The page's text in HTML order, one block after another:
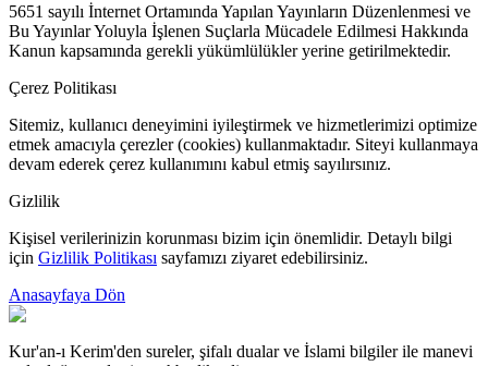
5651 sayılı İnternet Ortamında Yapılan Yayınların Düzenlenmesi ve
Bu Yayınlar Yoluyla İşlenen Suçlarla Mücadele Edilmesi Hakkında
Kanun kapsamında gerekli yükümlülükler yerine getirilmektedir.
Çerez Politikası
Sitemiz, kullanıcı deneyimini iyileştirmek ve hizmetlerimizi optimize
etmek amacıyla çerezler (cookies) kullanmaktadır. Siteyi kullanmaya
devam ederek çerez kullanımını kabul etmiş sayılırsınız.
Gizlilik
Kişisel verilerinizin korunması bizim için önemlidir. Detaylı bilgi
için Gizlilik Politikası sayfamızı ziyaret edebilirsiniz.
Anasayfaya Dön
Kur'an-ı Kerim'den sureler, şifalı dualar ve İslami bilgiler ile manevi